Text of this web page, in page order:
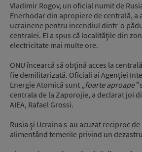
Vladimir Rogov, un oficial numit de
Enerhodar din apropiere de centrală, a
ucrainene pentru incendiul dintr-o
centralei. El a spus că localităţile din
electricitate mai multe ore.
ONU încearcă să obţină acces la
fie demilitarizată. Oficiali ai Agenţiei
Energie Atomică sunt „foarte aproape”
centrala de la Zaporojie, a declarat joi
AIEA, Rafael Grossi.
Rusia şi Ucraina s-au acuzat reciproc
alimentând temerile privind un